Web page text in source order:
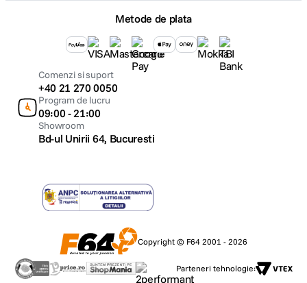
Metode de plata
Comenzi si suport
+40 21 270 0050
Program de lucru
09:00 - 21:00
Showroom
Bd-ul Unirii 64, Bucuresti
Copyright © F64 2001 - 2026
Parteneri tehnologie: